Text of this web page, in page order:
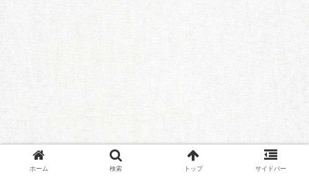
ホーム 検索 トップ サイドバー